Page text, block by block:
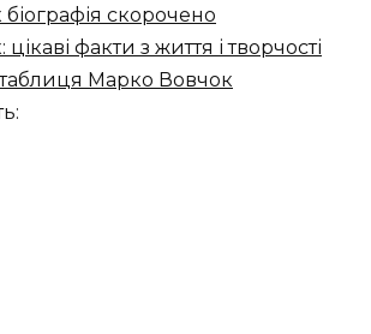
скорочено
факти з життя і творчості
Марко Вовчок